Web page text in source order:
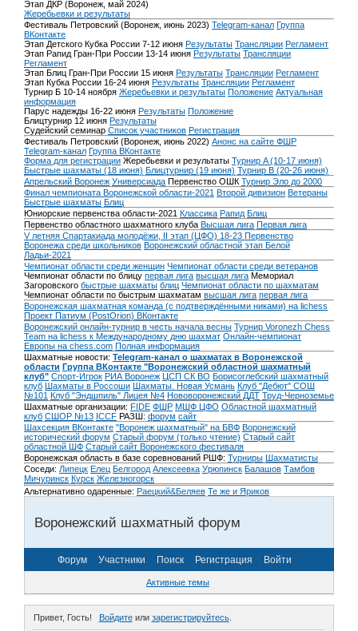
Этап ДКР (Воронеж, май 2024)
Жеребьевки и результаты
Фестиваль Петровский (Воронеж, июнь 2023) Telegram-канал Группа
ВКонтакте
Этап Детского Кубка России 7-12 июня Результаты Трансляции Регламент
Этап Рапид Гран-При России 13-14 июня Результаты Трансляции
Регламент
Этап Блиц Гран-При России 15 июня Результаты Трансляции Регламент
Этап Кубка России 16-24 июня Результаты Трансляции Регламент
Турнир Б 10-14 ноября Жеребьевки и результаты Положение Актуальная
информация
Парус надежды 16-22 июня Результаты Положение
Блицтурнир 12 июня Результаты
Судейский семинар Список участников Регистрация
Фестиваль Петровский (Воронеж, июнь 2022) Анонс на сайте ФШР
Telegram-канал Группа ВКонтакте
Форма для регистрации Жеребьевки и результаты Турнир A (10-17 июня)
Быстрые шахматы (18 июня) Блицтурнир (19 июня) Турнир B (20-26 июня)
Апрельский Воронеж Универсиада Первенство ОШК Турнир Эло до 2000
Финал чемпионата Воронежской области-2021 Второй дивизион Ветераны
Быстрые шахматы Блиц
Юниорские первенства области-2021 Классика Рапид Блиц
Первенство областного шахматного клуба Высшая лига Первая лига
V летняя Спартакиада молодёжи, II этап (ЦФО) 18-23 Первенство
Воронежа среди школьников Воронежский областной этап Белой
Ладьи-2021
Чемпионат области среди женщин Чемпионат области среди ветеранов
Чемпионат области по блицу первая лига высшая лига Мемориал
Загоровского быстрые шахматы блиц Чемпионат области по шахматам
Чемпионат области по быстрым шахматам высшая лига первая лига
Воронежская шахматная команда (с подтверждёнными никами) на lichess
Проект Патиум (PostOrion) ВКонтакте
Воронежский онлайн-турнир в честь начала весны Турнир Voronezh Chess
Team на lichess к Международному дню шахмат Онлайн-чемпионат
Европы на chess.com Полная информация
Шахматные новости: Telegram-канал о шахматах в Воронежской
области Группа ВКонтакте "Воронежский областной шахматный
клуб" Спорт-Игрок РИА Воронеж ЦСП СК ВО Борисоглебский шахматный
клуб Шахматы в Россоши Шахматы. Новая Усмань Клуб "Дебют" СОШ
№101 Клуб "Эндшпиль" Лицея №4 Нововоронежский ДДТ Труд-Черноземье
Шахматные организации: FIDE ФШР МШФ ЦФО Областной шахматный
клуб СШОР №13 ICCF РАЗШ: форум сайт
Шахсекция ВКонтакте "Воронеж шахматный" на БВФ Воронежский
исторический форум Cтарый форум (только чтение) Старый сайт
областной ШФ Старый сайт Воронежского фестиваля
Воронежская область в базе соревнований РШФ: Турниры Шахматисты
Соседи: Липецк Елец Белгород Алексеевка Урюпинск Балашов Тамбов
Мичуринск Курск Железногорск
Альтернативно одаренные: Раецкий&Беляев Те же и Яриков
Воронежский шахматный форум
Форум Участники Поиск Регистрация Войти
Активные темы
Привет, Гость! Войдитеили зарегистрируйтесь.